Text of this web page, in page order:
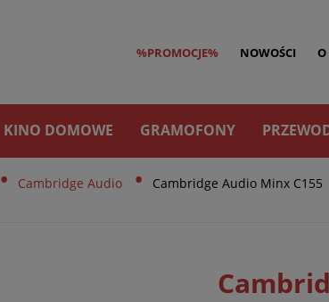
%PROMOCJE% NOWOŚCI O
KINO DOMOWE GRAMOFONY
• Cambridge Audio • Cambridge Audio Minx C155